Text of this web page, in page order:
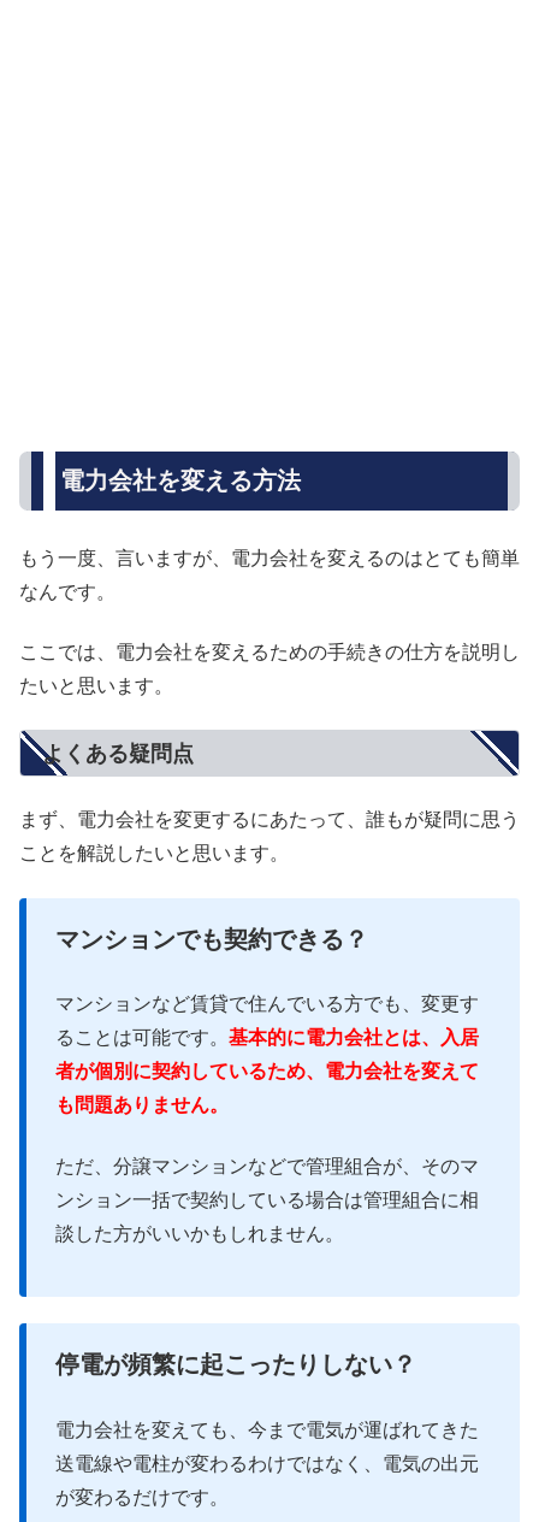
電力会社を変える方法
もう一度、言いますが、電力会社を変えるのはとても簡単
なんです。
ここでは、電力会社を変えるための手続きの仕方を説明し
たいと思います。
よくある疑問点
まず、電力会社を変更するにあたって、誰もが疑問に思う
ことを解説したいと思います。
マンションでも契約できる？
マンションなど賃貸で住んでいる方でも、変更す
ることは可能です。 基本的に電力会社とは、入居
者が個別に契約しているため、電力会社を変えて
も問題ありません。
ただ、分譲マンションなどで管理組合が、そのマ
ンション一括で契約している場合は管理組合に相
談した方がいいかもしれません。
停電が頻繁に起こったりしない？
電力会社を変えても、今まで電気が運ばれてきた
送電線や電柱が変わるわけではなく、電気の出元
が変わるだけです。